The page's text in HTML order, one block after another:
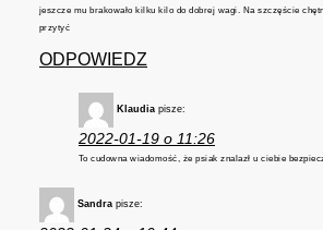
jeszcze mu brakowało kilku kilo do dobrej wagi. Na szczęście
przytyć
ODPOWIEDZ
Klaudia pisze:
2022-01-19 o 11:26
To cudowna wiadomość, że psiak znalazł u ciebie
Sandra pisze: